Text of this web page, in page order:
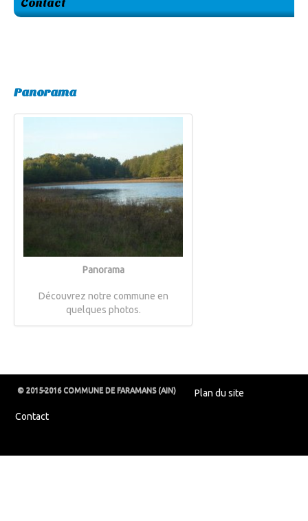
Contact
Panorama
Panorama
Découvrez notre commune en
quelques photos.
© 2015-2016 COMMUNE DE FARAMANS (AIN) Plan du site
Contact